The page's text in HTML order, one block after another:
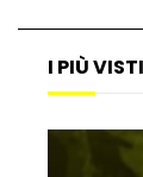
I PIÙ